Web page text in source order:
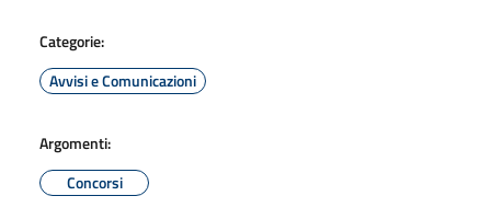
Categorie:
Avvisi e Comunicazioni
Argomenti:
Concorsi